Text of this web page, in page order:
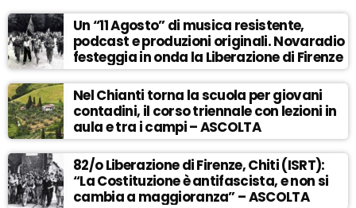
Un “11 Agosto” di musica resistente,
podcast e produzioni originali. Novaradio
festeggia in onda la Liberazione di Firenze
Nel Chianti torna la scuola per giovani
contadini, il corso triennale con lezioni in
aula e tra i campi – ASCOLTA
82/o Liberazione di Firenze, Chiti (ISRT):
“La Costituzione è antifascista, e non si
cambia a maggioranza” – ASCOLTA